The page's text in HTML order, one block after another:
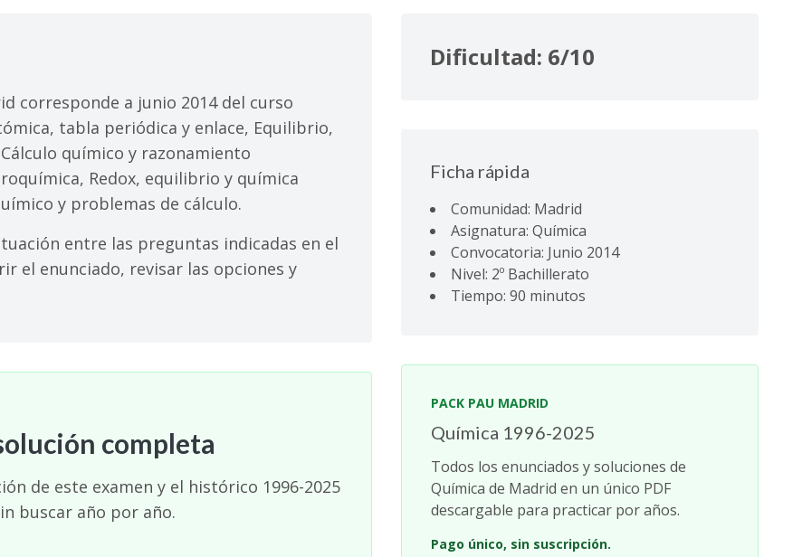
corresponde a junio 2014 del curso
tabla periódica y enlace, Equilibrio,
químico y razonamiento
Redox, equilibrio y química
y problemas de cálculo.
entre las preguntas indicadas en el
el enunciado, revisar las opciones y
completa
de este examen y el histórico 1996-2025
buscar año por año.
Dificultad: 6/10
Ficha rápida
Comunidad: Madrid
Asignatura: Química
Convocatoria: Junio 2014
Nivel: 2º Bachillerato
Tiempo: 90 minutos
PACK PAU MADRID
Química 1996-2025
Todos los enunciados y soluciones de
Química de Madrid en un único PDF
descargable para practicar por años.
Pago único, sin suscripción.